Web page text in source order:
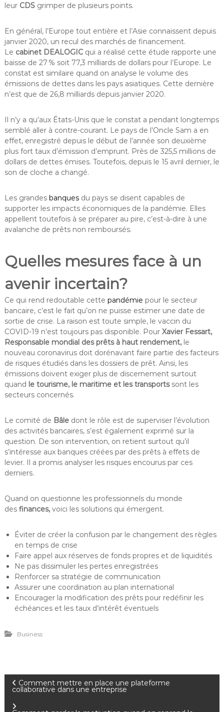
leur CDSgrimper de plusieurs points.
En général, l’Europe tout entière et l’Asie connaissent depuis
janvier 2020, un recul des marchés de financement.
Le cabinet DEALOGIC qui a réalisé cette étude rapporte une
baisse de 27 % soit 77,3 milliards de dollars pour l’Europe. Le
constat est similaire quand on analyse le volume des
émissions de dettes dans les pays asiatiques. Cette dernière
n’est que de 26,8 milliards depuis janvier 2020.
Il n’y a qu’aux États-Unis que le constat a pendant longtemps
semblé aller à contre-courant. Le pays de l’Oncle Sam a en
effet, enregistré depuis le début de l’année son deuxième
plus fort taux d’émission d’emprunt. Près de 325,5 millions de
dollars de dettes émises. Toutefois, depuis le 15 avril dernier, le
son de cloche a changé.
Les grandes banquesdu pays se disent capables de
supporter les impacts économiques de la pandémie. Elles
appellent toutefois à se préparer au pire, c’est-à-dire à une
avalanche de prêts non remboursés.
Quelles mesures face à un
avenir incertain?
Ce qui rend redoutable cette pandémie pour le secteur
bancaire, c’est le fait qu’on ne puisse estimer une date de
sortie de crise. La raison est toute simple, le vaccin du
COVID-19 n’est toujours pas disponible. Pour Xavier Fessart,
Responsable mondial des prêts à haut rendement, le
nouveau coronavirus doit dorénavant faire partie des facteurs
de risques étudiés dans les dossiers de prêt. Ainsi, les
émissions doivent exiger plus de discernement surtout
quand le tourisme, le maritime et les transports sont les
secteurs concernés.
Le comité de Bâledont le rôle est de superviser l’évolution
des activités bancaires, s’est également exprimé sur la
question. De son intervention, on retient surtout qu’il
s’intéresse aux banques créées par des prêts à effets de
levier. Il a promis analyser les risques encourus par ces
derniers.
Quand on questionne les professionnels du monde
des finances,voici les solutions qui émergent.
Éviter de créer la confusion par le changement des règles
en temps de crise
Faire appel aux réserves de fonds propres et de liquidités
Ne pas dissimuler les pertes enregistrées
Renforcer sa stratégie de communication
Assurer une coordination au plan international
Encourager la modification des prêts pour redéfinir les
échéances et les taux d’intérêt éventuels
Business
N
a
Comment mettre en place une plateforme
collaborative dans une entreprise